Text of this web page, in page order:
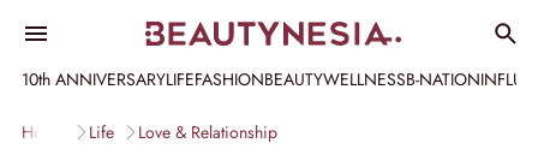
10th ANNIVERSARYLIFEFASHIONBEAUTYWELLNESSB-NATION
Home Life Love & Relationship